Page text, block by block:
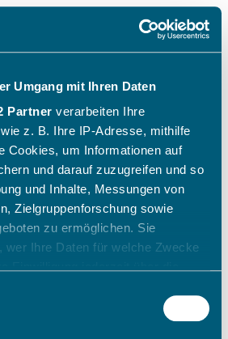
Umgang mit Ihren Daten
Partner verarbeiten Ihre
z. B. Ihre IP-Adresse, mithilfe
Cookies, um Informationen auf
und darauf zuzugreifen und so
und Inhalte, Messungen von
Zielgruppenforschung sowie
zu ermöglichen. Sie
wer Ihre Daten für welche Zwecke
oder widerrufen